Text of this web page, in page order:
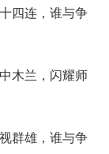
四连，谁与争
木兰，闪耀师
群雄，谁与争